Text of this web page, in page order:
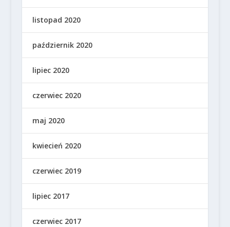
listopad 2020
październik 2020
lipiec 2020
czerwiec 2020
maj 2020
kwiecień 2020
czerwiec 2019
lipiec 2017
czerwiec 2017